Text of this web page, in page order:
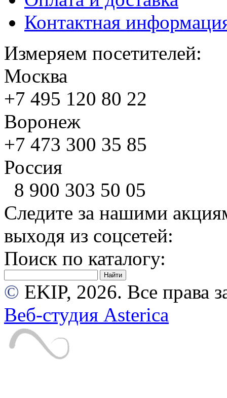
Контактная
Измеряем посетителей:
Москва
+7 495 120 80 22
Воронеж
+7 473 300 35 85
Россия
8 900 303 50 05
Следите за нашими
выходя из соцсетей:
Поиск по каталогу:
© EKIP, 2026. Все права
Веб-студия Asterica